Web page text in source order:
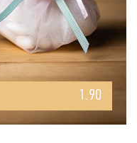
1.90